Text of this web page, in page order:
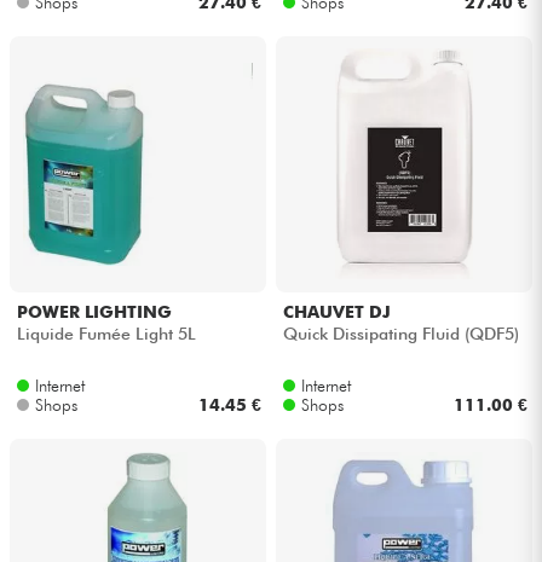
POWER LIGHTING
Liquide Fumée Light 5L
Internet
Shops
14.45 €
CHAUVET DJ
Quick Dissipating Fluid (QDF5)
Internet
Shops
111.00 €